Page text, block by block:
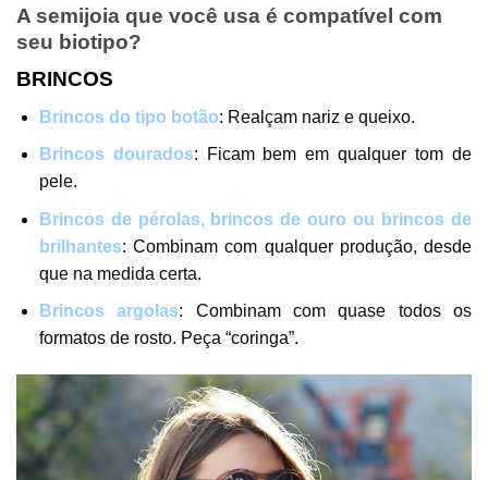
A semijoia que você usa é compatível com
seu biotipo?
BRINCOS
Brincos do tipo botão: Realçam nariz e queixo.
Brincos dourados: Ficam bem em qualquer tom de
pele.
Brincos de pérolas, brincos de ouro ou brincos de
brilhantes: Combinam com qualquer produção, desde
que na medida certa.
Brincos argolas: Combinam com quase todos os
formatos de rosto. Peça “coringa”.